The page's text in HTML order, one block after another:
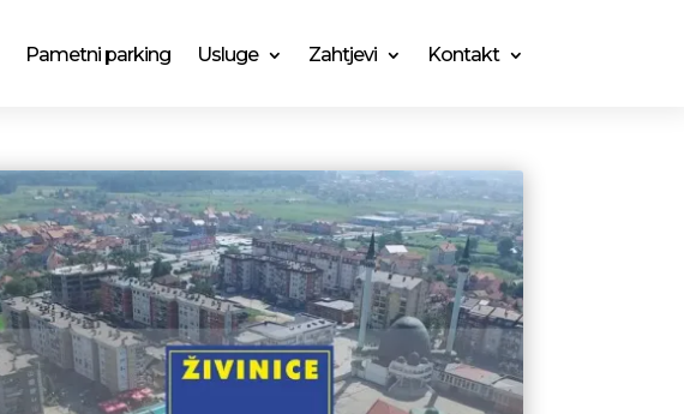
Pametni parking Usluge Zahtjevi Kontakt